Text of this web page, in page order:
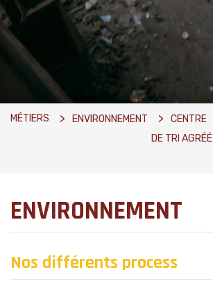
MÉTIERS ENVIRONNEMENT
CENTRE
DE TRI AGRÉÉ
ENVIRONNEMENT
Nos différents process